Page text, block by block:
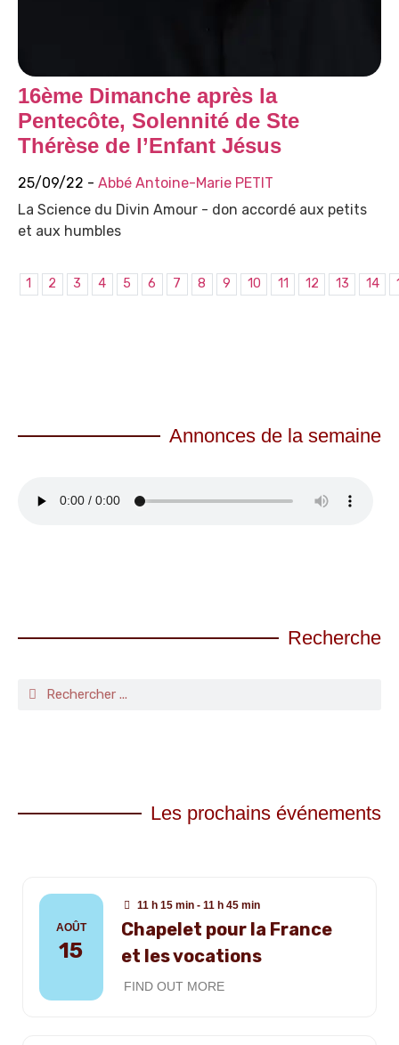
16ème Dimanche après la
Pentecôte, Solennité de Ste
Thérèse de l’Enfant Jésus
25/09/22 - Abbé Antoine-Marie PETIT
La Science du Divin Amour - don accordé aux petits
et aux humbles
1 2 3 4 5 6 7 8 9 10 11 12 13 14
Annonces de la semaine
Recherche
Les prochains événements
AOÛT
15
11 h 15 min - 11 h 45 min
Chapelet pour la France
et les vocations
FIND OUT MORE